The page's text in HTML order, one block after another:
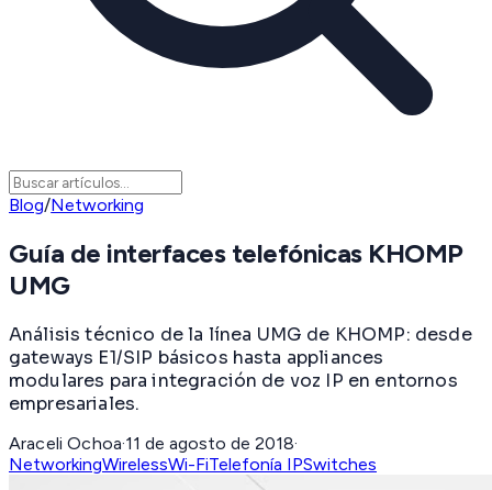
Blog/Networking
Guía de interfaces telefónicas KHOMP
UMG
Análisis técnico de la línea UMG de KHOMP: desde
gateways E1/SIP básicos hasta appliances
modulares para integración de voz IP en entornos
empresariales.
Araceli Ochoa·11 de agosto de 2018·
NetworkingWirelessWi-FiTelefonía IPSwitches